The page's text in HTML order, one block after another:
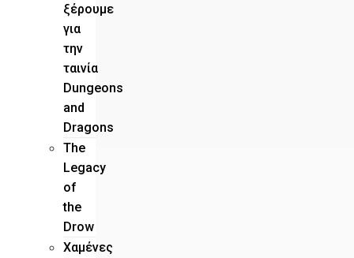
ξέρουμε
για
την
ταινία
Dungeons
and
Dragons
The
Legacy
of
the
Drow
Χαμένες